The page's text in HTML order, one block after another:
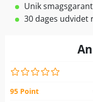
Unik
30 dages
95 Point